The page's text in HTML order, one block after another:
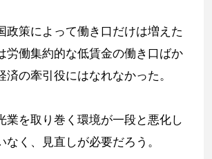
政策によって働き口だけは増えた
労働集約的な低賃金の働き口ばか
済の牽引役にはなれなかった。
業を取り巻く環境が一段と悪化し
なく、見直しが必要だろう。